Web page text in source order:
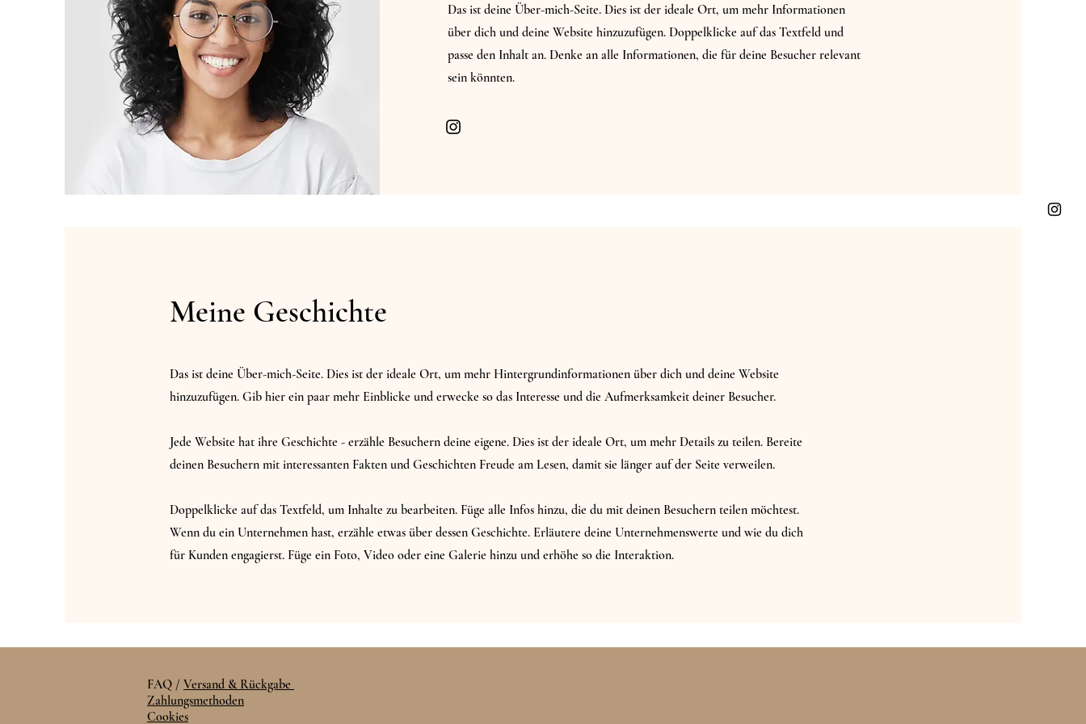
Das ist deine Über-mich-Seite. Dies ist der ideale Ort, um mehr Informationen
über dich und deine Website hinzuzufügen. Doppelklicke auf das Textfeld und
passe den Inhalt an. Denke an alle Informationen, die für deine Besucher relevant
sein könnten.
Meine Geschichte
Das ist deine Über-mich-Seite. Dies ist der ideale Ort, um mehr Hintergrundinformationen über dich und deine Website
hinzuzufügen. Gib hier ein paar mehr Einblicke und erwecke so das Interesse und die Aufmerksamkeit deiner Besucher.
Jede Website hat ihre Geschichte - erzähle Besuchern deine eigene. Dies ist der ideale Ort, um mehr Details zu teilen. Bereite
deinen Besuchern mit interessanten Fakten und Geschichten Freude am Lesen, damit sie länger auf der Seite verweilen.
Doppelklicke auf das Textfeld, um Inhalte zu bearbeiten. Füge alle Infos hinzu, die du mit deinen Besuchern teilen möchtest.
Wenn du ein Unternehmen hast, erzähle etwas über dessen Geschichte. Erläutere deine Unternehmenswerte und wie du dich
für Kunden engagierst. Füge ein Foto, Video oder eine Galerie hinzu und erhöhe so die Interaktion.
FAQ / Versand & Rückgabe
Zahlungsmethoden
Cookies